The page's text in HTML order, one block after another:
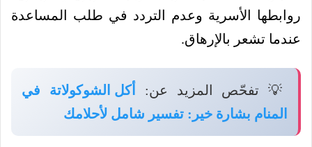
روابطها الأسرية وعدم التردد في طلب المساعدة
عندما تشعر بالإرهاق.
💡 تفحّص المزيد عن:
أكل الشوكولاتة في
المنام بشارة خير: تفسير شامل لأحلامك